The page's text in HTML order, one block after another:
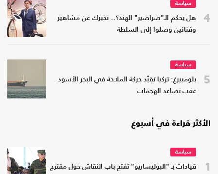
4
سياسة
هل يحكم الـ"صراصير" الهند؟.. نخبرك عن مشاهير
وفنانين وصلوا إلى السلطة
5
سياسة
بلومبيرغ: تركيا تقيّد حركة الملاحة في البحر الأسود
عقب تصاعد الهجمات
الأكثر قراءة في أسبوع
1
سياسة
قيادات بـ "البوليساريو" تفتح باب النقاش حول مقترح